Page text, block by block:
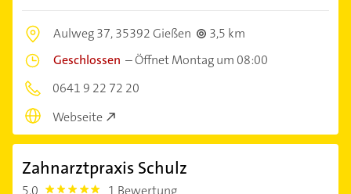
Aulweg 37,35392 Gießen
3,5 km
Geschlossen –Öffnet Montag um 08:00
0641 9 22 72 20
Webseite
Zahnarztpraxis Schulz
5,0 5.0 1 Bewertung